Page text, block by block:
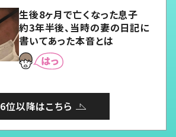
生後8ヶ月で亡くなった息子
約3年半後、当時の妻の日記に
書いてあった本音とは
6位以降はこちら